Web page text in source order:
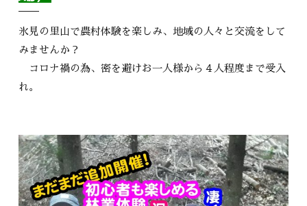
氷見の里山で農村体験を楽しみ、地域の人々と交流をして
みませんか？
コロナ禍の為、密を避けお一人様から４人程度まで受入
れ。